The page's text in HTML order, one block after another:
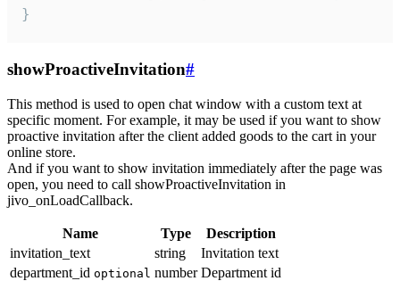
}
showProactiveInvitation#
This method is used to open chat window with a custom text at
specific moment. For example, it may be used if you want to show
proactive invitation after the client added goods to the cart in your
online store.
And if you want to show invitation immediately after the page was
open, you need to call showProactiveInvitation in
jivo_onLoadCallback.
Name Type
Description
invitation_text
string
Invitation text
department_id optional number Department id